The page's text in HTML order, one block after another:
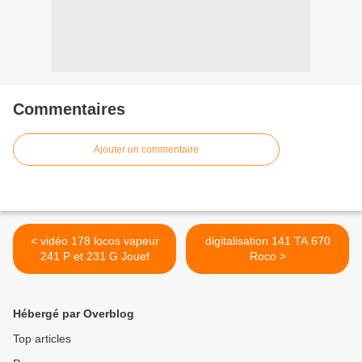
Commentaires
Ajouter un commentaire
< vidéo 178 locos vapeur
241 P et 231 G Jouef
digitalisation 141 TA 670
Roco >
Hébergé par Overblog
Top articles